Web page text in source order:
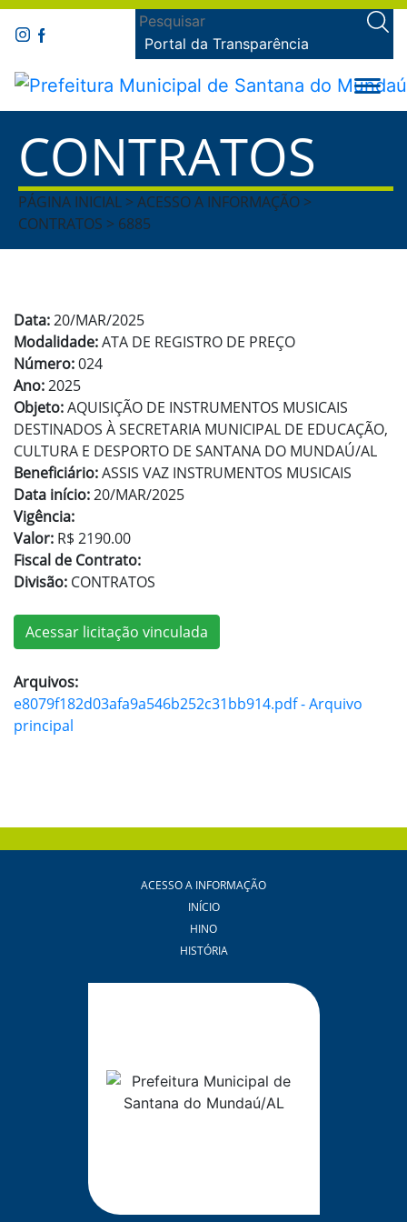
Portal da Transparência
CONTRATOS
PÁGINA INICIAL > ACESSO A INFORMAÇÃO >
CONTRATOS > 6885
Data:20/MAR/2025
Modalidade:ATA DE REGISTRO DE PREÇO
Número:024
Ano:2025
Objeto:AQUISIÇÃO DE INSTRUMENTOS MUSICAIS
DESTINADOS À SECRETARIA MUNICIPAL DE EDUCAÇÃO,
CULTURA E DESPORTO DE SANTANA DO MUNDAÚ/AL
Beneficiário:ASSIS VAZ INSTRUMENTOS MUSICAIS
Data início:20/MAR/2025
Vigência:
Valor: R$ 2190.00
Fiscal de Contrato:
Divisão: CONTRATOS
Acessar licitação vinculada
Arquivos:
e8079f182d03afa9a546b252c31bb914.pdf - Arquivo
principal
ACESSO A INFORMAÇÃO
INÍCIO
HINO
HISTÓRIA